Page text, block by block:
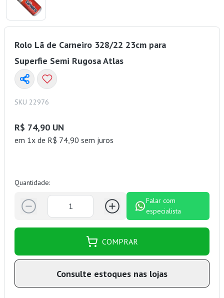
Rolo Lã de Carneiro 328/22 23cm para
Superfie Semi Rugosa Atlas
SKU 22976
R$ 74,90 UN
em 1x de R$ 74,90 sem juros
Quantidade:
Falar com
especialista
COMPRAR
Consulte estoques nas lojas